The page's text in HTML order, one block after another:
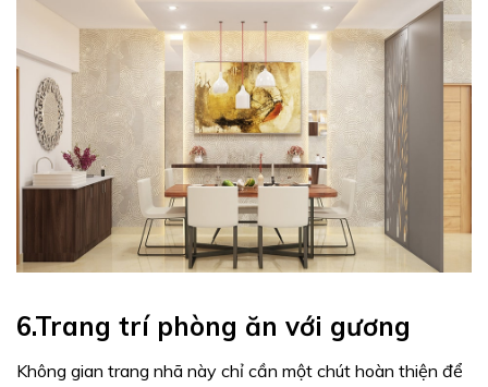
6.Trang trí phòng ăn với gương
Không gian trang nhã này chỉ cần một chút hoàn thiện để